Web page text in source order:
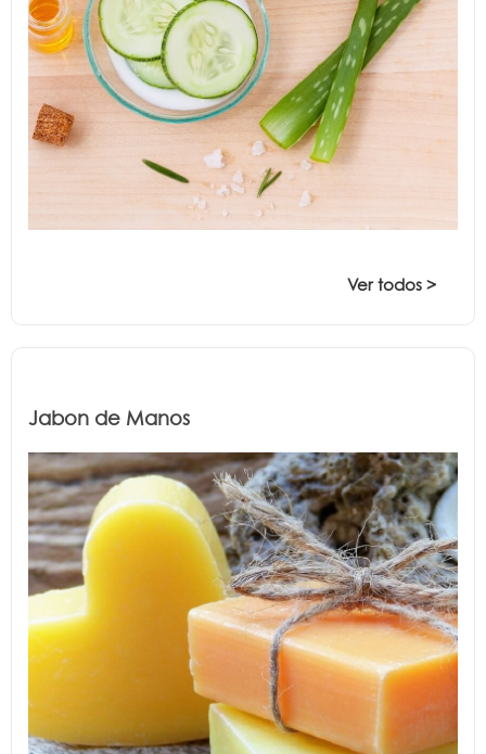
Ver todos >
Jabon de Manos